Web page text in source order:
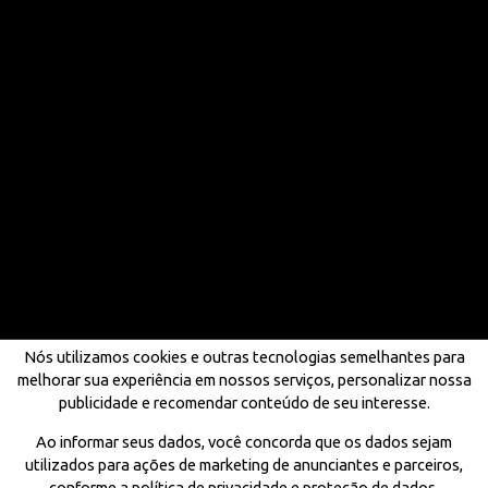
Nós utilizamos cookies e outras tecnologias semelhantes para
melhorar sua experiência em nossos serviços, personalizar nossa
publicidade e recomendar conteúdo de seu interesse.
Ao informar seus dados, você concorda que os dados sejam
utilizados para ações de marketing de anunciantes e parceiros,